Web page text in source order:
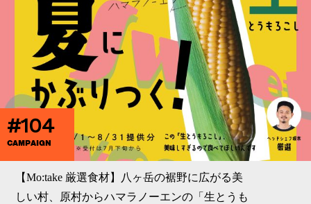
#104
CAMPAIGN
【Mo:take 厳選食材】八ヶ岳の裾野に広がる美
しい村、原村からハマラノーエンの「生とうも